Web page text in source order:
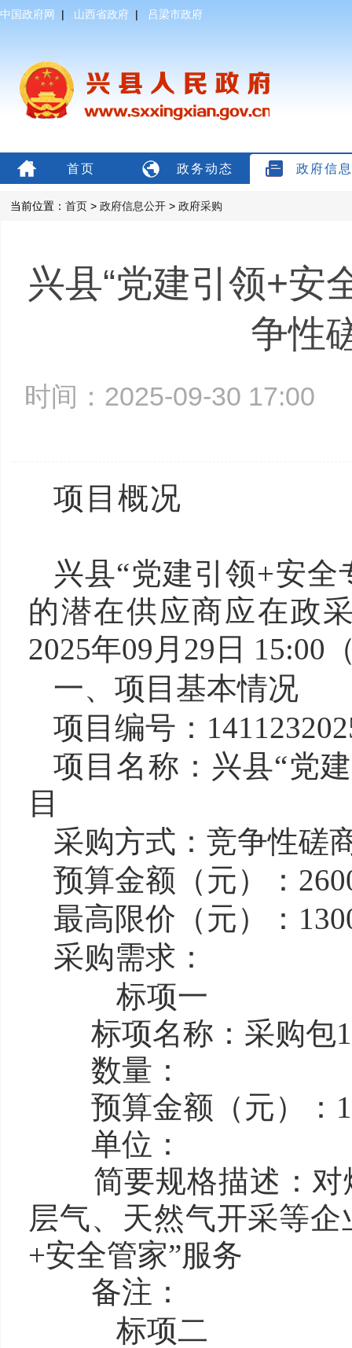
中国政府网 | 山西省政府 | 吕梁市政府
首页 政务动态 政府信
当前位置： 首页 > 政府信息公开 > 政府采购
兴县“党建引领+安
争性
时间：2025-09-30
项
兴县“党建引领+安
的潜在供应商应在政
2025年09月29日 15:00
一、项目基本情况
项目编号：
项目名称：兴县“党
目
采购方式：竞争性磋
预算金额（元）：
最高限价（元）：
采购需求：
标项一
标项名称： 采购
数量：
预算金额（元）：
单位：
简要规格描述：
层气、天然气开采等
+安全管家”服务
备注：
标项二